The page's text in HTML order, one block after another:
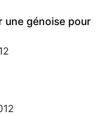
une génoise pour